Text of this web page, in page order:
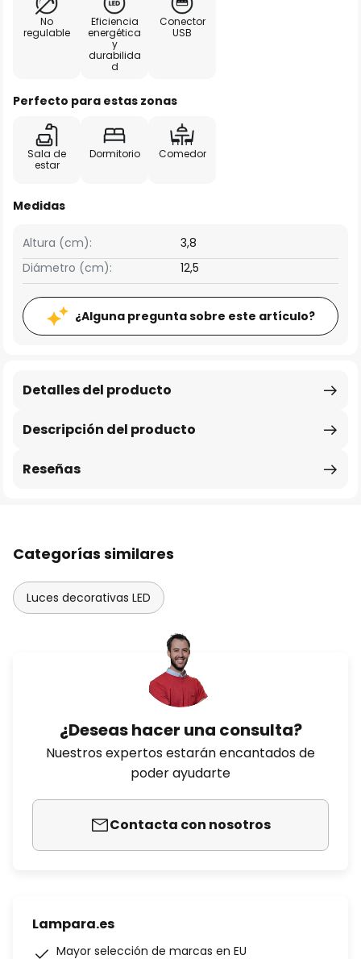
No
regulable
Eficiencia
energética
y
durabilida
d
Conector
USB
Perfecto para estas zonas
Sala de
estar
Dormitorio Comedor
Medidas
Altura (cm):
3,8
Diámetro (cm):
12,5
¿Alguna pregunta sobre este artículo?
Descripción del producto
Detalles del producto
Reseñas
Categorías similares
Luces decorativas LED
¿Deseas hacer una consulta?
Nuestros expertos estarán encantados de
poder ayudarte
Contacta con nosotros
Lampara.es
Mayor selección de marcas en EU